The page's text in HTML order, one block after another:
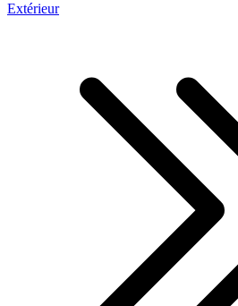
Extérieur